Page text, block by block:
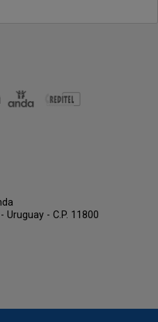
Uruguay - C.P. 11800